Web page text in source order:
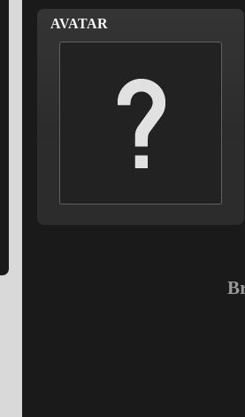
AVATAR